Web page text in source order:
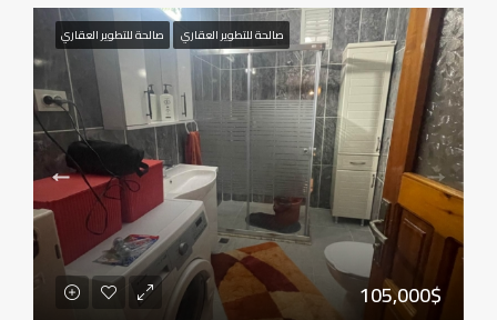
صالحة للتطوير العقاري صالحة للتطوير العقاري
105,000$